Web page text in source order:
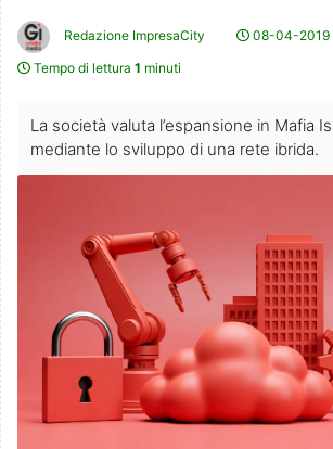
Redazione ImpresaCity
08-04-2019
Tempo di lettura 1 minuti
La società valuta l’espansione in Mafia
mediante lo sviluppo di una rete ibrida.